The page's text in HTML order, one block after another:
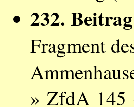
232.
Fragment
» ZfdA 145